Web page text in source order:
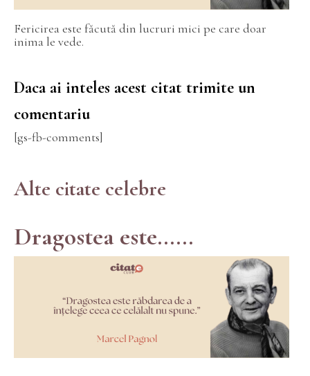
Fericirea este făcută din lucruri mici pe care doar
inima le vede.
Daca ai inteles acest citat trimite un
comentariu
[gs-fb-comments]
Alte citate celebre
Dragostea este......